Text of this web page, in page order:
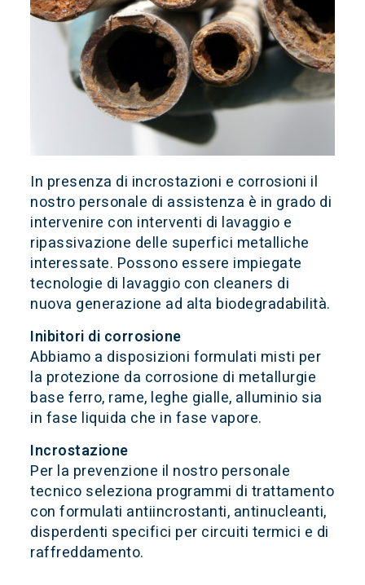
In presenza di incrostazioni e corrosioni il
nostro personale di assistenza è in grado di
intervenire con interventi di lavaggio e
ripassivazione delle superfici metalliche
interessate. Possono essere impiegate
tecnologie di lavaggio con cleaners di
nuova generazione ad alta biodegradabilità.
Inibitori di corrosione
Abbiamo a disposizioni formulati misti per
la protezione da corrosione di metallurgie
base ferro, rame, leghe gialle, alluminio sia
in fase liquida che in fase vapore.
Incrostazione
Per la prevenzione il nostro personale
tecnico seleziona programmi di trattamento
con formulati antiincrostanti, antinucleanti,
disperdenti specifici per circuiti termici e di
raffreddamento.